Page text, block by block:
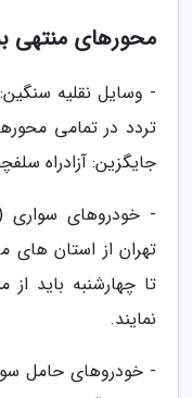
محورهای منتهی
تردد در تمامی
جایگزین: آزادراه
- خودروهای سواری
تهران از استان های
تا چهارشنبه باید
نمایند.